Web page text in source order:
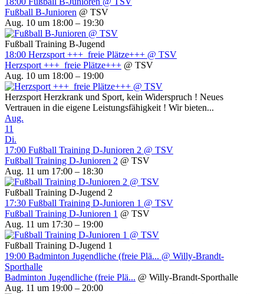
Fußball B-Junioren @ TSV
Aug. 10 um 18:00 – 19:30
Fußball Training B-Jugend
18:00 Herzsport +++ freie Plätze+++ @ TSV
Herzsport +++ freie Plätze+++ @ TSV
Aug. 10 um 18:00 – 19:00
Herzsport Herzkrank und Sport, kein Widerspruch ! Neues
Vertrauen in die eigene Leistungsfähigkeit ! Wir bieten...
Aug.
11
Di.
17:00 Fußball Training D-Junioren 2 @ TSV
Fußball Training D-Junioren 2 @ TSV
Aug. 11 um 17:00 – 18:30
Fußball Training D-Jugend 2
17:30 Fußball Training D-Junioren 1 @ TSV
Fußball Training D-Junioren 1 @ TSV
Aug. 11 um 17:30 – 19:00
Fußball Training D-Jugend 1
19:00 Badminton Jugendliche (freie Plä... @ Willy-Brandt-
Sporthalle
Badminton Jugendliche (freie Plä... @ Willy-Brandt-Sporthalle
Aug. 11 um 19:00 – 20:00